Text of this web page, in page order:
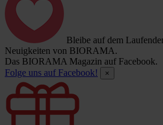
Bleibe auf dem
Neuigkeiten von BIORAMA.
Das BIORAMA Magazin auf Facebook.
Folge uns auf Facebook!
×